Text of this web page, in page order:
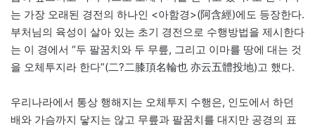
는 가장 오래된 경전의 하나인 <아함경>(阿含經)에도 등장한다.
부처님의 육성이 살아 있는 초기 경전으로 수행방법을 제시한다
는 이 경에서 “두 팔꿈치와 두 무릎, 그리고 이마를 땅에 대는 것
을 오체투지라 한다”(二?二膝頂名輪也 亦云五體投地)고 했다.
우리나라에서 통상 행해지는 오체투지 수행은, 인도에서 하던
배와 가슴까지 닿지는 않고 무릎과 팔꿈치를 대지만 공경의 표